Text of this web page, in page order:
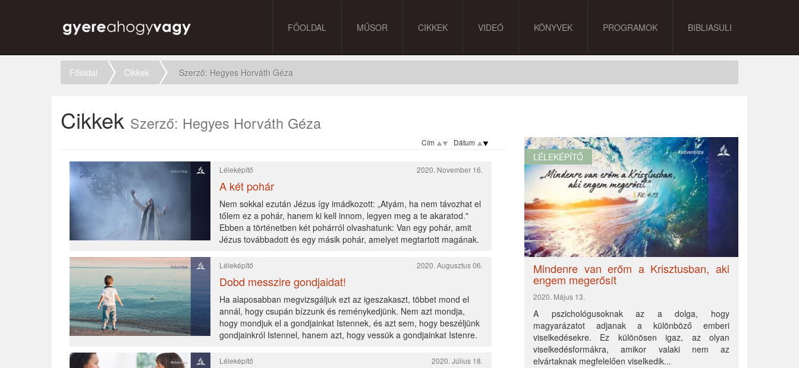
FŐOLDAL MŰSOR CIKKEK VIDEÓ KÖNYVEK PROGRAMOK BIBLIASULI
Főoldal Cikkek Szerző: Hegyes Horváth Géza
Cikkek Szerző: Hegyes Horváth Géza
Cím Dátum
Léleképítő 2020. November 16.
A két pohár
Nem sokkal ezután Jézus így imádkozott: „Atyám, ha nem távozhat el
tőlem ez a pohár, hanem ki kell innom, legyen meg a te akaratod."
Ebben a történetben két pohárról olvashatunk: Van egy pohár, amit
Jézus továbbadott és egy másik pohár, amelyet megtartott magának.
Léleképítő 2020. Augusztus 06.
Dobd messzire gondjaidat!
Ha alaposabban megvizsgáljuk ezt az igeszakaszt, többet mond el
annál, hogy csupán bízzunk és reménykedjünk. Nem azt mondja,
hogy mondjuk el a gondjainkat Istennek, és azt sem, hogy beszéljünk
gondjainkról Istennel, hanem azt, hogy vessük a gondjainkat Istenre.
Léleképítő 2020. Július 18.
LÉLEKÉPÍTŐ
Mindenre van erőm a Krisztusban, aki
engem megerősít
2020. Május 13.
A pszichológusoknak az a dolga, hogy
magyarázatot adjanak a különböző emberi
viselkedésekre. Ez különösen igaz, az olyan
viselkedésformákra, amikor valaki nem az
elvártaknak megfelelően viselkedik...